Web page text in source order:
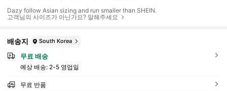
Dazy follow Asian sizing and run smaller than SHEIN.
고객님의 사이즈가 아닌가요? 말해주세요
배송지 South Korea
무료 배송
예상 배송: 2-5 영업일
무료 반품